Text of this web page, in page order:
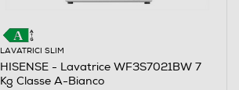
LAVATRICI SLIM
HISENSE - Lavatrice WF3S7021BW 7
Kg Classe A-Bianco